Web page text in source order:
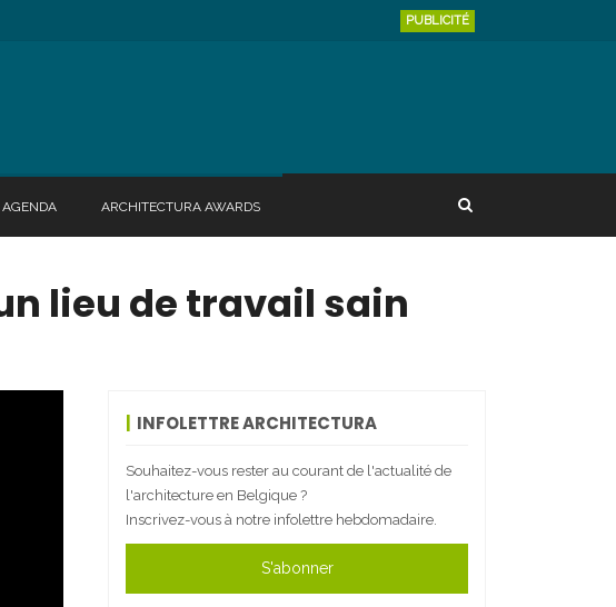
PUBLICITÉ
AGENDA ARCHITECTURA AWARDS
lieu de travail sain
INFOLETTRE ARCHITECTURA
Souhaitez-vous rester au courant de l'actualité de
l'architecture en Belgique ?
Inscrivez-vous à notre infolettre hebdomadaire.
S'abonner